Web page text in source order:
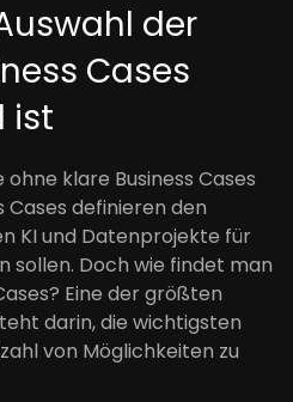
der
Cases
ist
klare Business Cases
definieren den
KI und Datenprojekte für
sollen. Doch wie findet man
Eine der größten
darin, die wichtigsten
von Möglichkeiten zu